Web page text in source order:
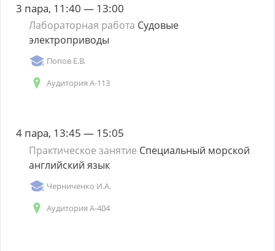
3 пара, 11:40 — 13:00
Лабораторная работа Судовые
электроприводы
Попов Е.В.
Аудитория А-113
4 пара, 13:45 — 15:05
Практическое занятие Специальный морской
английский язык
Черниченко И.А.
Аудитория А-404